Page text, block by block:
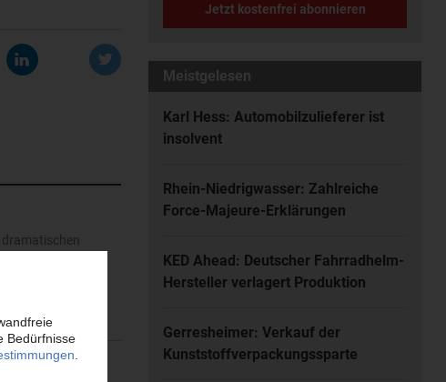
geladen. Dort...
Jetzt kostenfrei abonnieren
Meistgelesen
Karl Hess: Automobilzulieferer ist
insolvent
Rhein-Niedrigwasser: Zahlreiche
Force-Majeure-Erklärungen
KED Ahead: Deutscher Fahrradhelm-
Hersteller verlagert Produktion
Gerresheimer: Verkauf der
Kunststoffverpackungssparte